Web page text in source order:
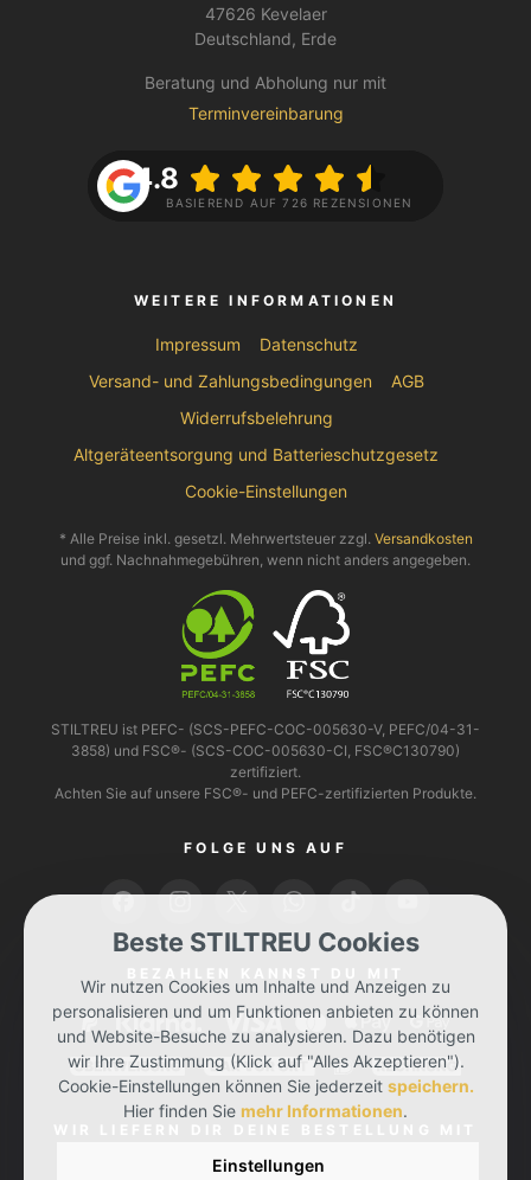
47626 Kevelaer
Deutschland, Erde
Beratung und Abholung nur mit
Terminvereinbarung
4.8
BASIEREND AUF 726 REZENSIONEN
WEITERE INFORMATIONEN
Impressum
Datenschutz
Versand- und Zahlungsbedingungen
AGB
Widerrufsbelehrung
Altgeräteentsorgung und Batterieschutzgesetz
Cookie-Einstellungen
* Alle Preise inkl. gesetzl. Mehrwertsteuer zzgl. Versandkosten
und ggf. Nachnahmegebühren, wenn nicht anders angegeben.
STILTREU ist PEFC- (SCS-PEFC-COC-005630-V, PEFC/04-31-
3858) und FSC®- (SCS-COC-005630-CI, FSC®C130790)
zertifiziert.
Achten Sie auf unsere FSC®- und PEFC-zertifizierten Produkte.
FOLGE UNS AUF
Beste STILTREU Cookies
Wir nutzen Cookies um Inhalte und Anzeigen zu
personalisieren und um Funktionen anbieten zu können
und Website-Besuche zu analysieren. Dazu benötigen
wir Ihre Zustimmung (Klick auf "Alles Akzeptieren").
Cookie-Einstellungen können Sie jederzeit speichern.
Hier finden Sie mehr Informationen.
Einstellungen